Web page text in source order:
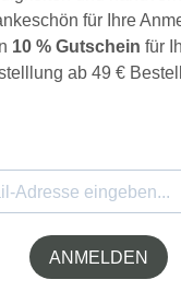
für Ihre
10 % Gutschein für
ab 49 €
ANMELDEN